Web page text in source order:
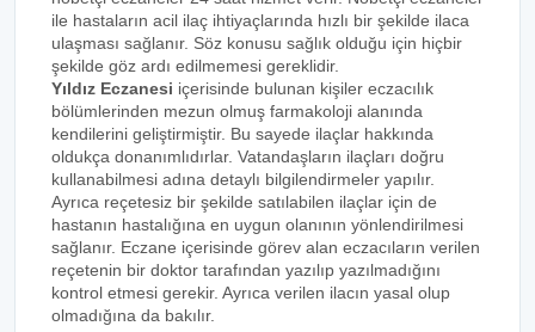
ile hastaların acil ilaç ihtiyaçlarında hızlı bir şekilde ilaca
ulaşması sağlanır. Söz konusu sağlık olduğu için hiçbir
şekilde göz ardı edilmemesi gereklidir.
Yıldız Eczanesi içerisinde bulunan kişiler eczacılık
bölümlerinden mezun olmuş farmakoloji alanında
kendilerini geliştirmiştir. Bu sayede ilaçlar hakkında
oldukça donanımlıdırlar. Vatandaşların ilaçları doğru
kullanabilmesi adına detaylı bilgilendirmeler yapılır.
Ayrıca reçetesiz bir şekilde satılabilen ilaçlar için de
hastanın hastalığına en uygun olanının yönlendirilmesi
sağlanır. Eczane içerisinde görev alan eczacıların verilen
reçetenin bir doktor tarafından yazılıp yazılmadığını
kontrol etmesi gerekir. Ayrıca verilen ilacın yasal olup
olmadığına da bakılır.